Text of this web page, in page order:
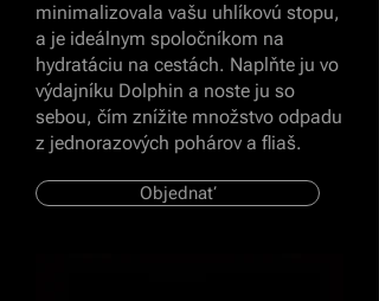
minimalizovala vašu uhlíkovú stopu,
a je ideálnym spoločníkom na
hydratáciu na cestách. Naplňte ju vo
výdajníku Dolphin a noste ju so
sebou, čím znížite množstvo odpadu
z jednorazových pohárov a fliaš.
Objednať